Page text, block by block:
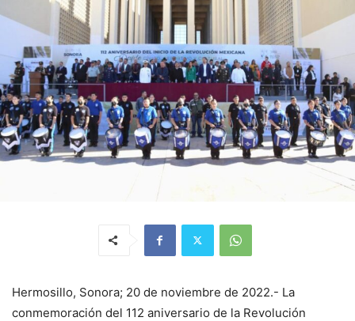
Hermosillo, Sonora; 20 de noviembre de 2022.- La
conmemoración del 112 aniversario de la Revolución